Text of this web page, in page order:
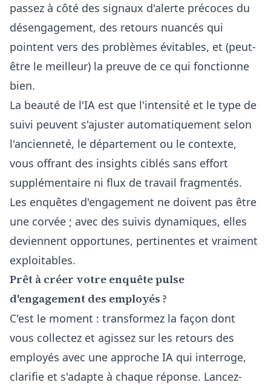
passez à côté des signaux d'alerte précoces du
désengagement, des retours nuancés qui
pointent vers des problèmes évitables, et (peut-
être le meilleur) la preuve de ce qui fonctionne
bien.
La beauté de l'IA est que l'intensité et le type de
suivi peuvent s'ajuster automatiquement selon
l'ancienneté, le département ou le contexte,
vous offrant des insights ciblés sans effort
supplémentaire ni flux de travail fragmentés.
Les enquêtes d'engagement ne doivent pas être
une corvée ; avec des suivis dynamiques, elles
deviennent opportunes, pertinentes et vraiment
exploitables.
Prêt à créer votre enquête pulse
d'engagement des employés ?
C'est le moment : transformez la façon dont
vous collectez et agissez sur les retours des
employés avec une approche IA qui interroge,
clarifie et s'adapte à chaque réponse. Lancez-